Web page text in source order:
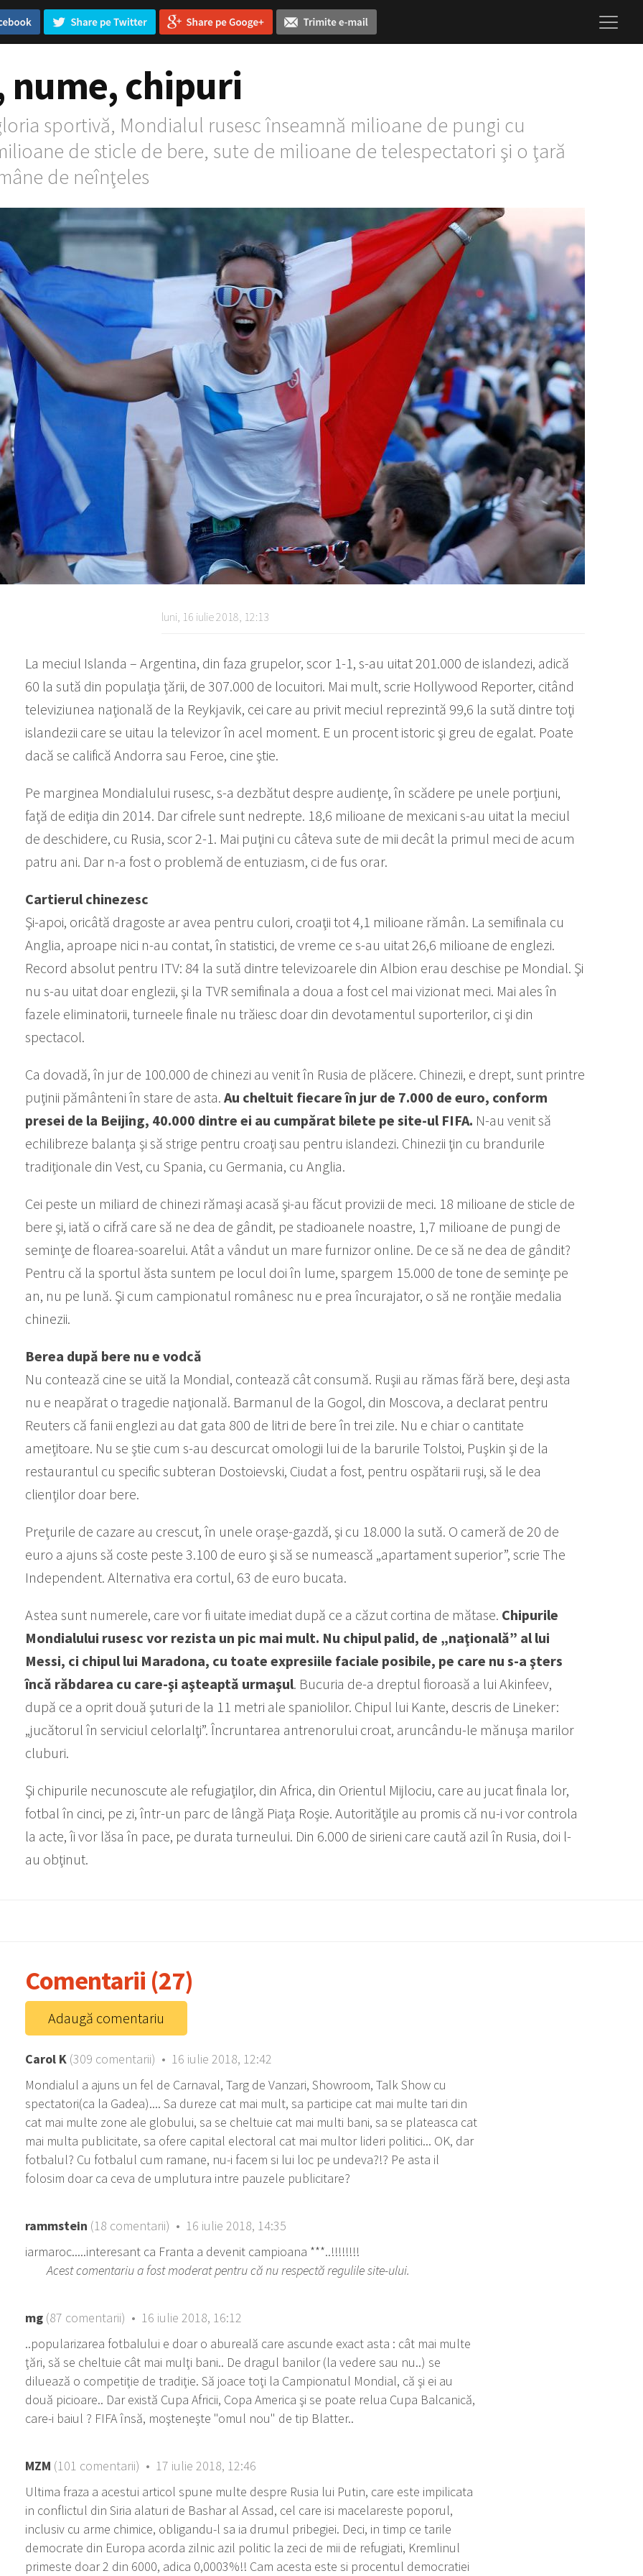
nume, chipuri
sportivă, Mondialul rusesc înseamnă milioane de pungi cu
de sticle de bere, sute de milioane de telespectatori şi o ţară
de neînţeles
luni, 16 iulie 2018, 12:13
La meciul Islanda – Argentina, din faza grupelor, scor 1-1, s-au uitat 201.000 de islandezi, adică
60 la sută din populaţia ţării, de 307.000 de locuitori. Mai mult, scrie Hollywood Reporter, citând
televiziunea naţională de la Reykjavik, cei care au privit meciul reprezintă 99,6 la sută dintre toţi
islandezii care se uitau la televizor în acel moment. E un procent istoric şi greu de egalat. Poate
dacă se califică Andorra sau Feroe, cine ştie.
Pe marginea Mondialului rusesc, s-a dezbătut despre audienţe, în scădere pe unele porţiuni,
faţă de ediţia din 2014. Dar cifrele sunt nedrepte. 18,6 milioane de mexicani s-au uitat la meciul
de deschidere, cu Rusia, scor 2-1. Mai puţini cu câteva sute de mii decât la primul meci de acum
patru ani. Dar n-a fost o problemă de entuziasm, ci de fus orar.
Cartierul chinezesc
Şi-apoi, oricâtă dragoste ar avea pentru culori, croaţii tot 4,1 milioane rămân. La semifinala cu
Anglia, aproape nici n-au contat, în statistici, de vreme ce s-au uitat 26,6 milioane de englezi.
Record absolut pentru ITV: 84 la sută dintre televizoarele din Albion erau deschise pe Mondial. Şi
nu s-au uitat doar englezii, şi la TVR semifinala a doua a fost cel mai vizionat meci. Mai ales în
fazele eliminatorii, turneele finale nu trăiesc doar din devotamentul suporterilor, ci şi din
spectacol.
Ca dovadă, în jur de 100.000 de chinezi au venit în Rusia de plăcere. Chinezii, e drept, sunt printre
puţinii pământeni în stare de asta. Au cheltuit fiecare în jur de 7.000 de euro, conform
presei de la Beijing, 40.000 dintre ei au cumpărat bilete pe site-ul FIFA. N-au venit să
echilibreze balanţa şi să strige pentru croaţi sau pentru islandezi. Chinezii ţin cu brandurile
tradiţionale din Vest, cu Spania, cu Germania, cu Anglia.
Cei peste un miliard de chinezi rămaşi acasă şi-au făcut provizii de meci. 18 milioane de sticle de
bere şi, iată o cifră care să ne dea de gândit, pe stadioanele noastre, 1,7 milioane de pungi de
seminţe de floarea-soarelui. Atât a vândut un mare furnizor online. De ce să ne dea de gândit?
Pentru că la sportul ăsta suntem pe locul doi în lume, spargem 15.000 de tone de seminţe pe
an, nu pe lună. Şi cum campionatul românesc nu e prea încurajator, o să ne ronţăie medalia
chinezii.
Berea după bere nu e vodcă
Nu contează cine se uită la Mondial, contează cât consumă. Ruşii au rămas fără bere, deşi asta
nu e neapărat o tragedie naţională. Barmanul de la Gogol, din Moscova, a declarat pentru
Reuters că fanii englezi au dat gata 800 de litri de bere în trei zile. Nu e chiar o cantitate
ameţitoare. Nu se ştie cum s-au descurcat omologii lui de la barurile Tolstoi, Puşkin şi de la
restaurantul cu specific subteran Dostoievski, Ciudat a fost, pentru ospătarii ruşi, să le dea
clienţilor doar bere.
Preţurile de cazare au crescut, în unele oraşe-gazdă, şi cu 18.000 la sută. O cameră de 20 de
euro a ajuns să coste peste 3.100 de euro şi să se numească „apartament superior”, scrie The
Independent. Alternativa era cortul, 63 de euro bucata.
Astea sunt numerele, care vor fi uitate imediat după ce a căzut cortina de mătase. Chipurile
Mondialului rusesc vor rezista un pic mai mult. Nu chipul palid, de „naţională” al lui
Messi, ci chipul lui Maradona, cu toate expresiile faciale posibile, pe care nu s-a şters
încă răbdarea cu care-şi aşteaptă urmaşul. Bucuria de-a dreptul fioroasă a lui Akinfeev,
după ce a oprit două şuturi de la 11 metri ale spaniolilor. Chipul lui Kante, descris de Lineker:
„jucătorul în serviciul celorlalţi”. Încruntarea antrenorului croat, aruncându-le mănuşa marilor
cluburi.
Şi chipurile necunoscute ale refugiaţilor, din Africa, din Orientul Mijlociu, care au jucat finala lor,
fotbal în cinci, pe zi, într-un parc de lângă Piaţa Roşie. Autorităţile au promis că nu-i vor controla
la acte, îi vor lăsa în pace, pe durata turneului. Din 6.000 de sirieni care caută azil în Rusia, doi l-
au obţinut.
Comentarii (27)
Adaugă comentariu
Carol K (309 comentarii) • 16 iulie 2018, 12:42
Mondialul a ajuns un fel de Carnaval, Targ de Vanzari, Showroom, Talk Show cu
spectatori(ca la Gadea).... Sa dureze cat mai mult, sa participe cat mai multe tari din
cat mai multe zone ale globului, sa se cheltuie cat mai multi bani, sa se plateasca cat
mai multa publicitate, sa ofere capital electoral cat mai multor lideri politici... OK, dar
fotbalul? Cu fotbalul cum ramane, nu-i facem si lui loc pe undeva?!? Pe asta il
folosim doar ca ceva de umplutura intre pauzele publicitare?
rammstein (18 comentarii) • 16 iulie 2018, 14:35
iarmaroc.....interesant ca Franta a devenit campioana ***..!!!!!!!!
Acest comentariu a fost moderat pentru că nu respectă regulile site-ului.
mg (87 comentarii) • 16 iulie 2018, 16:12
..popularizarea fotbalului e doar o abureală care ascunde exact asta : cât mai multe
ţări, să se cheltuie cât mai mulţi bani.. De dragul banilor (la vedere sau nu..) se
diluează o competiţie de tradiţie. Să joace toţi la Campionatul Mondial, că şi ei au
două picioare.. Dar există Cupa Africii, Copa America şi se poate relua Cupa Balcanică,
care-i baiul ? FIFA însă, moşteneşte "omul nou" de tip Blatter..
MZM (101 comentarii) • 17 iulie 2018, 12:46
Ultima fraza a acestui articol spune multe despre Rusia lui Putin, care este impilicata
in conflictul din Siria alaturi de Bashar al Assad, cel care isi macelareste poporul,
inclusiv cu arme chimice, obligandu-l sa ia drumul pribegiei. Deci, in timp ce tarile
democrate din Europa acorda zilnic azil politic la zeci de mii de refugiati, Kremlinul
primeste doar 2 din 6000, adica 0,0003%!! Cam acesta este si procentul democratiei